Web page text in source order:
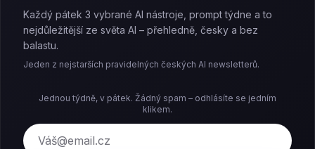
Každý pátek 3 vybrané AI nástroje, prompt týdne a to
nejdůležitější ze světa AI – přehledně, česky a bez
balastu.
Jeden z nejstarších pravidelných českých AI newsletterů.
Jednou týdně, v pátek. Žádný spam – odhlásíte se jedním
klikem.
E-mail